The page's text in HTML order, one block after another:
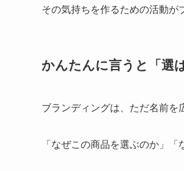
その気持ちを作るための活動が
かんたんに言うと「選
ブランディングは、ただ名前を
「なぜこの商品を選ぶのか」